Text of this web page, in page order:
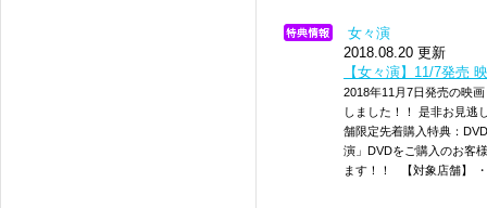
女々演
2018.08.20 更新
【女々演】11/7発売
2018年11月7日発売の映
しました！！ 是非お見
舗限定先着購入特典：
演」DVDをご購入のお客
ます！！ 【対象店舗】